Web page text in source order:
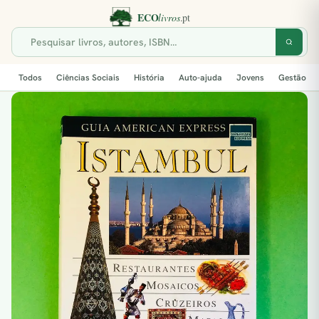
Todos Ciências Sociais História Auto-ajuda Jovens Gestão